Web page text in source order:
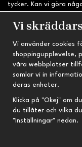
tycker. Kan vi göra
sidan?
INFORMATION
Om oss
Nyheter
Nyhetsbrev
Om cookies
Prenumeration
Vi
Vi använder cookies
shoppingupplevelse,
våra webbplatser
samlar vi in
deras enheter.
Klicka på "Okej" om
du tillåter och vilka
"Inställningar" nedan.